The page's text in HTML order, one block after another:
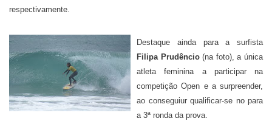
respectivamente.
Destaque ainda para a surfista
Filipa Prudêncio(na foto), a única
atleta feminina a participar na
competição Open e a surpreender,
ao conseguiur qualificar-se no para
a 3ª ronda da prova.